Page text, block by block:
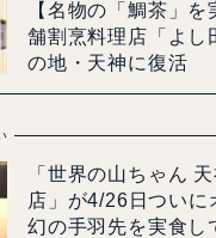
【名物の「鯛茶」
舗割烹料理店「よし
の地・天神に復活
「世界の山ちゃん
店」が4/26日つい
幻の手羽先を実食し